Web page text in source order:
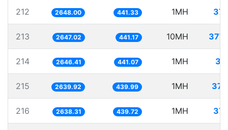
212 2648.00 441.33 1MH
213 2647.02 441.17 10MH
214 2646.41 441.07 1MH
215 2639.92 439.99 1MH
216 2638.31 439.72 1MH